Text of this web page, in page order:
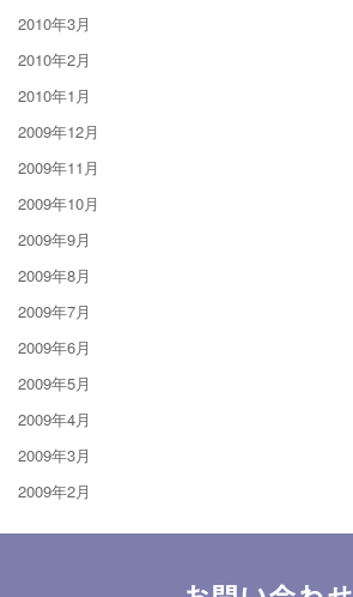
2010年3月
2010年2月
2010年1月
2009年12月
2009年11月
2009年10月
2009年9月
2009年8月
2009年7月
2009年6月
2009年5月
2009年4月
2009年3月
2009年2月